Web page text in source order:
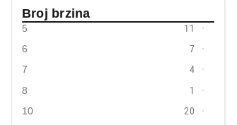
Vox
Broj brzina
5
11
6
7
7
4
8
1
10
20